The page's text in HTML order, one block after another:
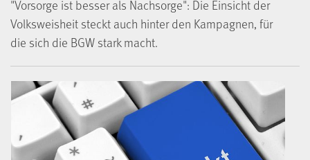
"Vorsorge ist besser als Nachsorge": Die Einsicht der
Volksweisheit steckt auch hinter den Kampagnen, für
die sich die BGW stark macht.